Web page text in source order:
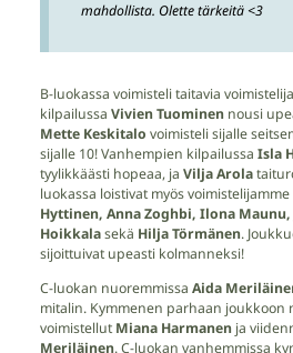
mahdollista. Olette tärkeitä <3
B-luokassa voimisteli taitavia
kilpailussa Vivien Tuominennousi
Mette Keskitalo voimisteli sijalle
sijalle 10! Vanhempien kilpailussa Isla
tyylikkäästi hopeaa, ja Vilja Arola
luokassa loistivat myös voimistelijamme
Hyttinen, Anna Zoghbi, Ilona
Hoikkalasekä Hilja Törmänen.
sijoittuivat upeasti kolmanneksi!
C-luokan nuoremmissa Aida Meriläine
mitalin. Kymmenen parhaan joukkoon
voimistellutMiana Harmanenja
Meriläinen. C-luokan vanhemmissa